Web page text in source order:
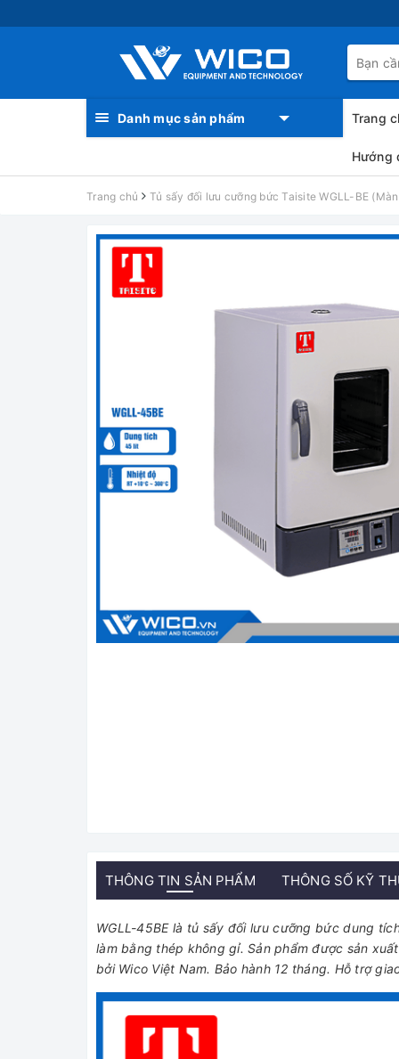
Danh mục sản phẩm Trang
Hướng
Trang chủ Tủ sấy đối lưu cưỡng bức Taisite WGLL-BE
THÔNG TIN SẢN PHẨM THÔNG SỐ KỸ
WGLL-45BE là tủ sấy đối lưu cưỡng bức dung
làm bằng thép không gỉ. Sản phẩm được sản
bởi Wico Việt Nam. Bảo hành 12 tháng. Hỗ trợ